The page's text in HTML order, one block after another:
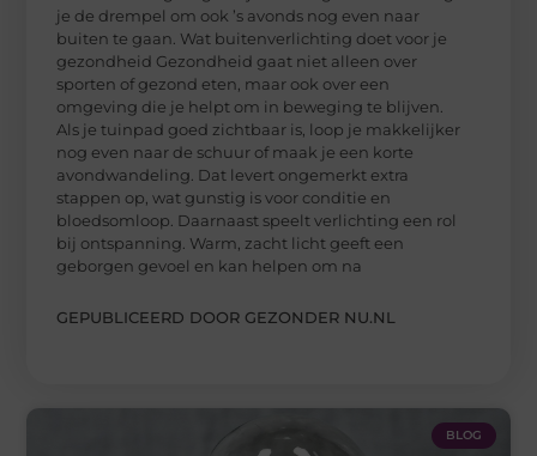
je de drempel om ook ’s avonds nog even naar
buiten te gaan. Wat buitenverlichting doet voor je
gezondheid Gezondheid gaat niet alleen over
sporten of gezond eten, maar ook over een
omgeving die je helpt om in beweging te blijven.
Als je tuinpad goed zichtbaar is, loop je makkelijker
nog even naar de schuur of maak je een korte
avondwandeling. Dat levert ongemerkt extra
stappen op, wat gunstig is voor conditie en
bloedsomloop. Daarnaast speelt verlichting een rol
bij ontspanning. Warm, zacht licht geeft een
geborgen gevoel en kan helpen om na
GEPUBLICEERD DOOR GEZONDER NU.NL
BLOG